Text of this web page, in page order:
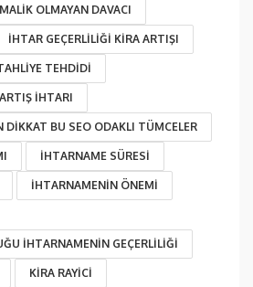
OLMAYAN DAVACI
IHTAR GEÇERLILIĞI KIRA ARTIŞI
TEHDIDI
IHTARI
DIKKAT BU SEO ODAKLI TÜMCELER
IHTARNAME SÜRESI
IHTARNAMENIN ÖNEMI
IHTARNAMENIN GEÇERLILIĞI
KIRA RAYICI